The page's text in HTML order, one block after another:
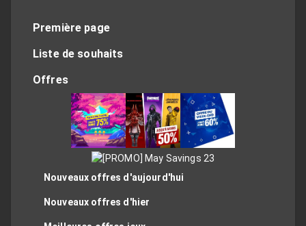
Première page
Liste de souhaits
Offres
Nouveaux offres d'aujourd'hui
Nouveaux offres d'hier